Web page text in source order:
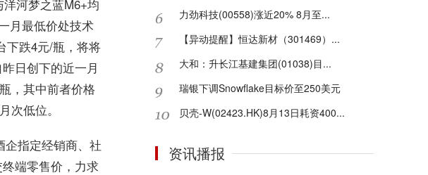
河梦之蓝M6+均
月最低价处技术
下跌4元/瓶，将将
日创下的近一月
，其中前者价格
次低位。
企指定经销商、社
端零售价，力求
力劲科技(00558)涨近20% 8月至...
【异动提醒】恒达新材（301469）...
大和：升长江基建集团(01038)目...
瑞银下调Snowflake目标价至250美元
贝壳-W(02423.HK)8月13日耗资400...
资讯播报